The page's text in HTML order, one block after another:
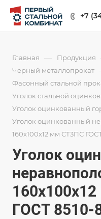
+7
Главная — Продукция
Черный металлопрокат
Фасонный стальной
Уголок стальной
Уголок оцинкованный
Уголок оцинкованный
160х100х12 мм СТ3ПС
Уголок
ГОСТ 8510-